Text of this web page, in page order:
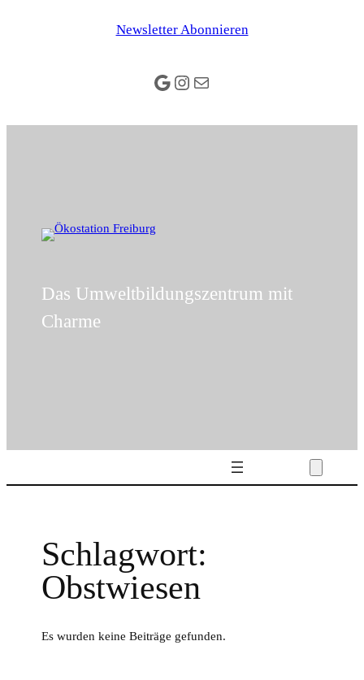
Newsletter Abonnieren
Google
Instagram
E-Mail
Das Umweltbildungszentrum mit
Charme
Schlagwort:
Obstwiesen
Es wurden keine Beiträge gefunden.